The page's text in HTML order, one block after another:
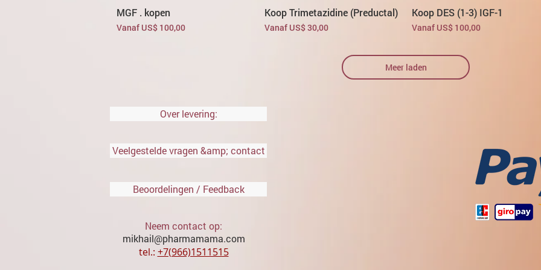
MGF . kopen
Vanaf US$ 100,00
Verkoopprijs
Koop Trimetazidine (Preductal)
Vanaf US$ 30,00
Verkoopprijs
Koop DES (1-3) IGF-1
Vanaf US$ 100,00
Verkoopprijs
Meer laden
Over levering:
Veelgestelde vragen &amp; contact
Beoordelingen / Feedback
Neem contact op:
mikhail@pharmamama.com
tel.: +7(966)1511515